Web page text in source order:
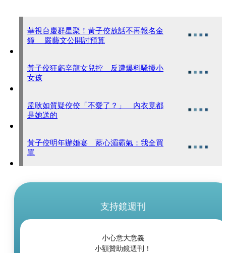
華視台慶群星聚！黃子佼放話不再報名金
鐘 嚴藝文公開討預算
黃子佼狂虧辛龍女兒控 反遭爆料騷擾小
女孩
孟耿如質疑佼佼「不愛了？」 內衣竟都
是她送的
黃子佼明年辦婚宴 藍心湄霸氣：我全買
單
支持鏡週刊
小心意大意義
小額贊助鏡週刊！